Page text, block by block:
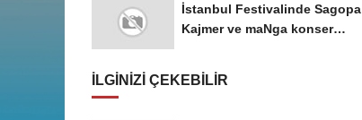
İstanbul Festivalinde Sagopa
Kajmer ve maNga konser
İLGINIZI ÇEKEBILIR